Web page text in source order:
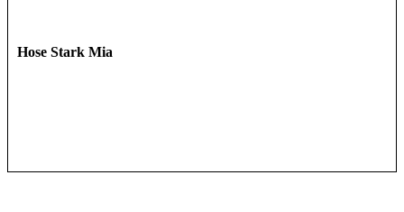
Hose Stark Mia